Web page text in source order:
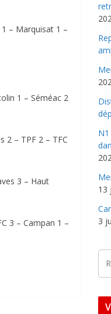
– Marquisat 1 –
1 – Séméac 2
2 – TPF 2 – TFC
3 – Haut
3 – Campan 1 –
13
3